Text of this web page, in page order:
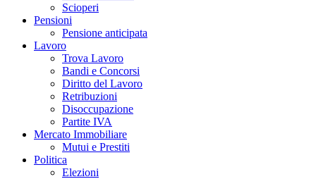
Scioperi
Pensioni
Pensione anticipata
Lavoro
Trova Lavoro
Bandi e Concorsi
Diritto del Lavoro
Retribuzioni
Disoccupazione
Partite IVA
Mercato Immobiliare
Mutui e Prestiti
Politica
Elezioni